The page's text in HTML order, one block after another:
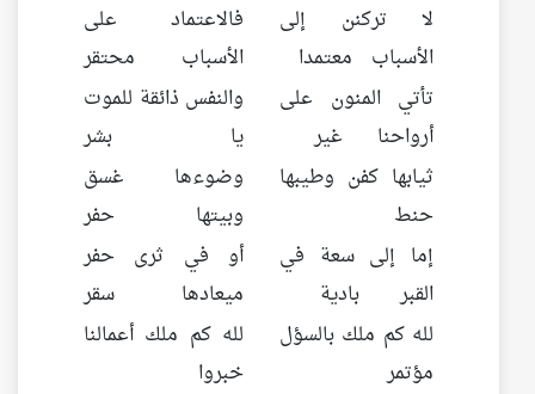
لا تركنن إلى
الأسباب معتمدا
فالاعتماد على
الأسباب محتقر
تأتي المنون على
أرواحنا غير
والنفس ذائقة للموت
يا بشر
ثيابها كفن وطيبها
حنط
وضوءها غسق
وبيتها حفر
إما إلى سعة في
القبر بادية
أو في ثرى حفر
ميعادها سقر
لله كم ملك بالسؤل
مؤتمر
لله كم ملك أعمالنا
خبروا